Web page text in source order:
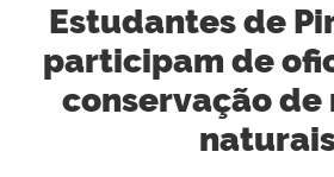
Estudantes de
participam de
conservação de